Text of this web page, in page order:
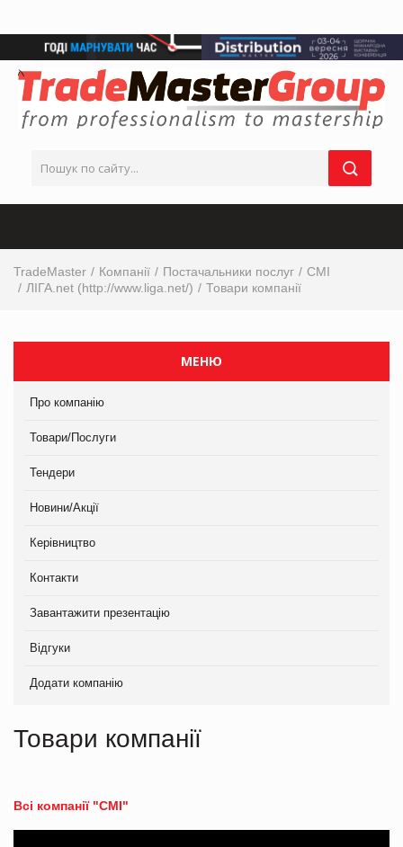
TradeMaster Компанії Постачальники послуг
СМІ
ЛІГА.net (http://www.liga.net/)
Товари компанії
МЕНЮ
Про компанію
Товари/Послуги
Тендери
Новини/Акції
Керівництво
Контакти
Завантажити презентацію
Відгуки
Додати компанію
Товари компанії
Всі компанії "СМІ"